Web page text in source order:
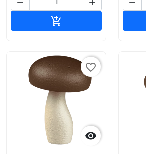


favorite_border